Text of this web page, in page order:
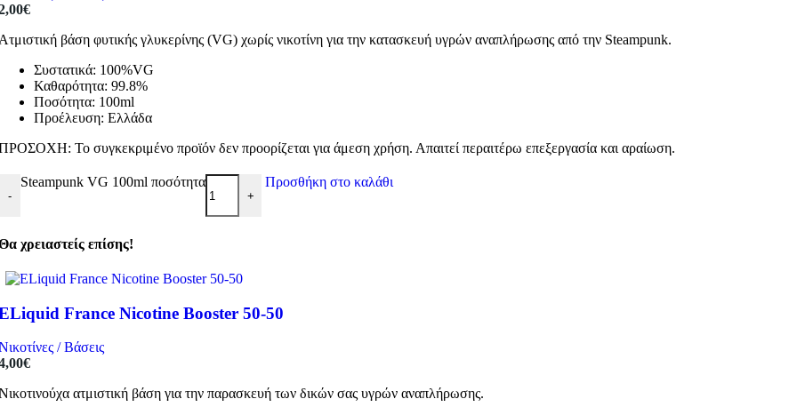
€
βάση φυτικής γλυκερίνης (VG) χωρίς νικοτίνη για την κατασκευή υγρών αναπλήρωσης από την Steampunk.
Συστατικά: 100%VG
Καθαρότητα: 99.8%
Ποσότητα: 100ml
Προέλευση: Ελλάδα
Το συγκεκριμένο προϊόν δεν προορίζεται για άμεση χρήση. Απαιτεί περαιτέρω επεξεργασία και αραίωση.
-
Steampunk VG 100ml ποσότητα
+
Προσθήκη στο καλάθι
χρειαστείς επίσης!
France Nicotine Booster 50-50
/ Βάσεις
€
ατμιστική βάση για την παρασκευή των δικών σας υγρών αναπλήρωσης.